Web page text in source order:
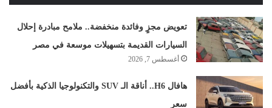
تعويض مجزٍ وفائدة منخفضة.. ملامح مبادرة إحلال
السيارات القديمة بتسهيلات موسعة في مصر
أغسطس 7, 2026
هافال H6.. أناقة الـ SUV والتكنولوجيا الذكية بأفضل
سعر